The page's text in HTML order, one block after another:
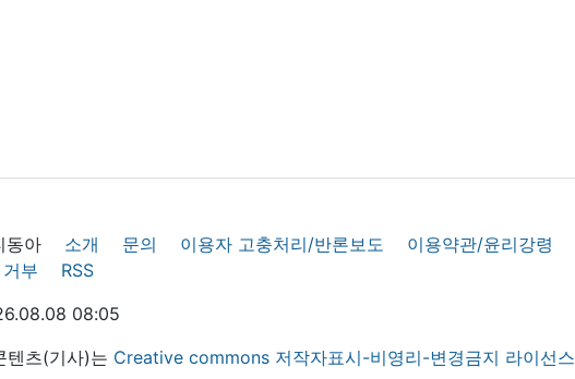
아 소개 문의 이용자 고충처리/반론보도 이용약관/윤리강령
부
RSS
08:05
텐츠(기사)는 Creative commons 저작자표시-비영리-변경금지 라이선스